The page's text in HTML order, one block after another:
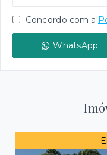
Concordo com a
WhatsApp